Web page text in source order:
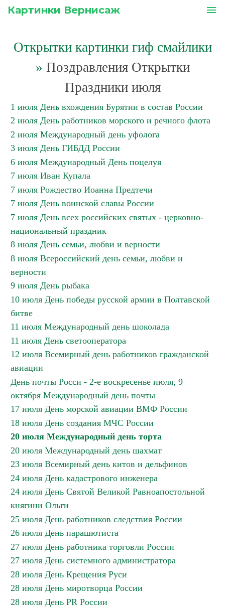
Картинки Вернисаж menu
Открытки картинки гиф смайлики
» Поздравления Открытки
Праздники июля
1 июля День вхождения Бурятии в состав России
2 июля День работников морского и речного флота
2 июля Международный день уфолога
3 июля День ГИБДД России
6 июля Международный День поцелуя
7 июля Иван Купала
7 июля Рождество Иоанна Предтечи
7 июля День воинской славы России
7 июля День всех российских святых - церковно-
национальный праздник
8 июля День семьи, любви и верности
8 июля Всероссийский день семьи, любви и
верности
9 июля День рыбака
10 июля День победы русской армии в Полтавской
битве
11 июля Международный день шоколада
11 июля День светооператора
12 июля Всемирный день работников гражданской
авиации
День почты Росси - 2-е воскресенье июля, 9
октября Международный день почты
17 июля День морской авиации ВМФ России
18 июля День создания МЧС России
20 июля Международный день торта
20 июля Международный день шахмат
23 июля Всемирный день китов и дельфинов
24 июля День кадастрового инженера
24 июля День Святой Великой Равноапостольной
княгини Ольги
25 июля День работников следствия России
26 июля День парашютиста
27 июля День работника торговли России
27 июля День системного администратора
28 июля День Крещения Руси
28 июля День миротворца России
28 июля День PR России